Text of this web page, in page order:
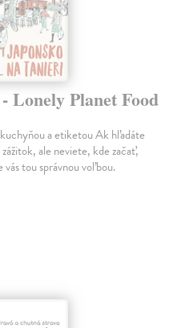
Lonely Planet Food
a etiketou Ak hľadáte
ale neviete, kde začať,
tou správnou voľbou.